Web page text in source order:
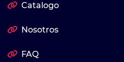
Catalogo
Nosotros
FAQ